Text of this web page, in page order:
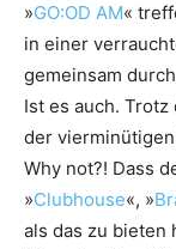
»GO:OD AM«
in einer
gemeinsam
Ist es auch.
der
Why not?! Dass
»Clubhouse«, »
als das zu bieten